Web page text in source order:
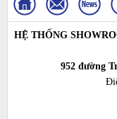
HỆ THỐNG
952 đường